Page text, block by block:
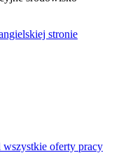
stronie
oferty pracy